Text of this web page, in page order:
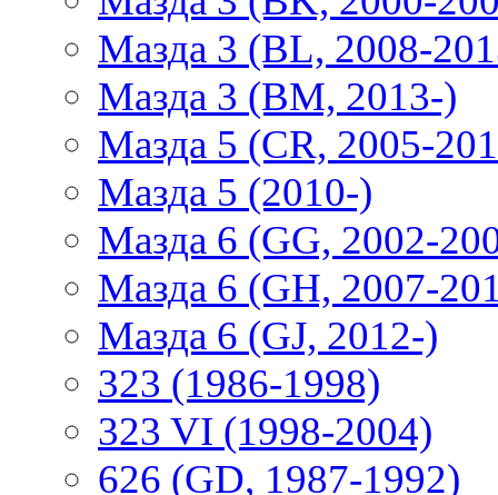
Мазда 3 (BL, 2008-
Мазда 3 (BM, 2013-)
Мазда 5 (CR, 2005-
Мазда 5 (2010-)
Мазда 6 (GG, 2002-
Мазда 6 (GH, 2007-
Мазда 6 (GJ, 2012-)
323 (1986-1998)
323 VI (1998-2004)
626 (GD, 1987-1992)